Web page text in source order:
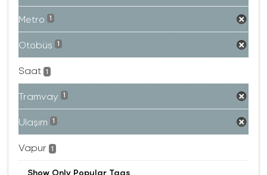
Metro 1
Otobüs 1
Saat 1
Tramvay 1
Ulaşım 1
Vapur 1
Show Only Popular Tags